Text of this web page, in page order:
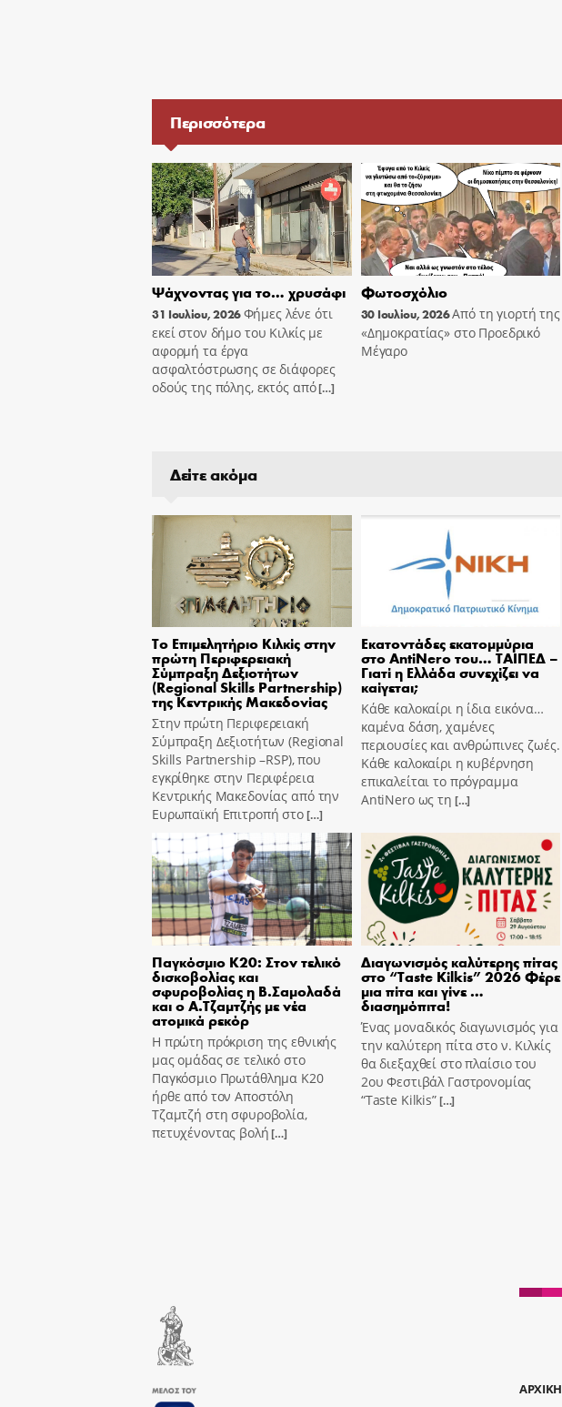
Περισσότερα
Ψάχνοντας για το… χρυσάφι
31 Ιουλίου, 2026Φήμες λένε ότι
εκεί στον δήμο του Κιλκίς με
αφορμή τα έργα
ασφαλτόστρωσης σε διάφορες
οδούς της πόλης, εκτός από[…]
Φωτοσχόλιο
30 Ιουλίου, 2026Από τη γιορτή της
«Δημοκρατίας» στο Προεδρικό
Μέγαρο
Δείτε ακόμα
Το Επιμελητήριο Κιλκίς στην
πρώτη Περιφερειακή
Σύμπραξη Δεξιοτήτων
(Regional Skills Partnership)
της Κεντρικής Μακεδονίας
Στην πρώτη Περιφερειακή
Σύμπραξη Δεξιοτήτων (Regional
Skills Partnership –RSP), που
εγκρίθηκε στην Περιφέρεια
Κεντρικής Μακεδονίας από την
Ευρωπαϊκή Επιτροπή στο[…]
Εκατοντάδες εκατομμύρια
στο AntiNero του… ΤΑΙΠΕΔ –
Γιατί η Ελλάδα συνεχίζει να
καίγεται;
Κάθε καλοκαίρι η ίδια εικόνα…
καμένα δάση, χαμένες
περιουσίες και ανθρώπινες ζωές.
Κάθε καλοκαίρι η κυβέρνηση
επικαλείται το πρόγραμμα
AntiNero ως τη […]
Παγκόσμιο Κ20: Στον τελικό
δισκοβολίας και
σφυροβολίας η Β.Σαμολαδά
και ο Α.Τζαμτζής με νέα
ατομικά ρεκόρ
Η πρώτη πρόκριση της εθνικής
μας ομάδας σε τελικό στο
Παγκόσμιο Πρωτάθλημα Κ20
ήρθε από τον Αποστόλη
Τζαμτζή στη σφυροβολία,
πετυχένοντας βολή[…]
Διαγωνισμός καλύτερης πίτας
στο “Taste Kilkis” 2026 Φέρε
μια πίτα και γίνε …
διασημόπιτα!
Ένας μοναδικός διαγωνισμός για
την καλύτερη πίτα στο ν. Κιλκίς
θα διεξαχθεί στο πλαίσιο του
2ου Φεστιβάλ Γαστρονομίας
“Taste Kilkis”[…]
AΡΧΙΚΗ